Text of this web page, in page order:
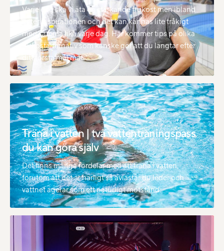
Varje dag ska vi äta en stärkande frukost men ibland
tryter inspirationen och det kan kännas lite tråkigt
med samma lika varje dag. Här kommer tips på olika
frukostalternativ som kanske gör att du längtar efter
ditt första mål mat.
Träna i vatten | två vattenträningspass
du kan göra själv
Det finns många fördelar med att träna i vatten,
förutom att det är härligt så avlastar du leder och
vattnet agerar som ett naturligt motstånd.